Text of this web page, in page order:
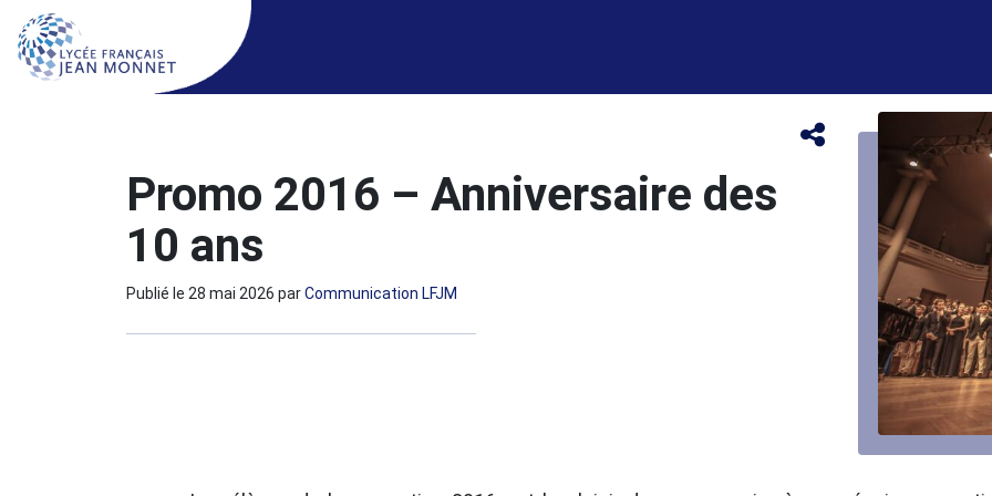
Promo 2016 – Anniversaire des
10 ans
Publié le 28 mai 2026 parCommunication LFJM